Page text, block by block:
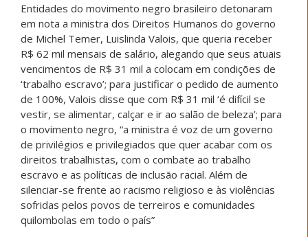
Entidades do movimento negro brasileiro detonaram
em nota a ministra dos Direitos Humanos do governo
de Michel Temer, Luislinda Valois, que queria receber
R$ 62 mil mensais de salário, alegando que seus atuais
vencimentos de R$ 31 mil a colocam em condições de
‘trabalho escravo’; para justificar o pedido de aumento
de 100%, Valois disse que com R$ 31 mil ‘é difícil se
vestir, se alimentar, calçar e ir ao salão de beleza’; para
o movimento negro, “a ministra é voz de um governo
de privilégios e privilegiados que quer acabar com os
direitos trabalhistas, com o combate ao trabalho
escravo e as políticas de inclusão racial. Além de
silenciar-se frente ao racismo religioso e às violências
sofridas pelos povos de terreiros e comunidades
quilombolas em todo o país”